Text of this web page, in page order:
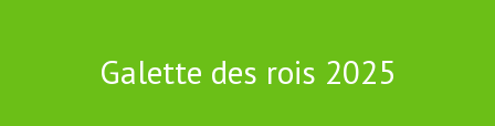
Galette des rois 2025